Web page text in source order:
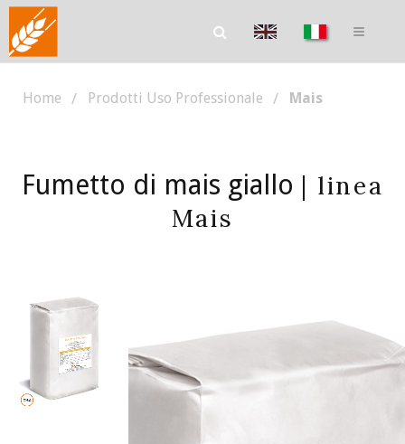
Home Prodotti Uso Professionale Mais
Fumetto di mais giallo | linea
Mais